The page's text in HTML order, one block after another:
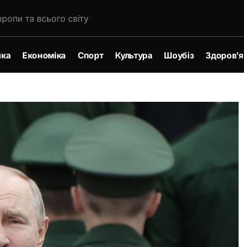
та всього світу
Економіка Спорт Культура Шоубіз Здоров’я